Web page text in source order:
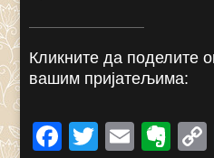
Кликните да поделите
вашим пријатељима:
F
T
E
E